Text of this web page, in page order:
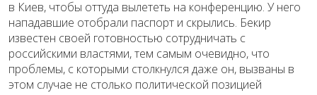
в Киев, чтобы оттуда вылететь на конференцию. У него
нападавшие отобрали паспорт и скрылись. Бекир
известен своей готовностью сотрудничать с
российскими властями, тем самым очевидно, что
проблемы, с которыми столкнулся даже он, вызваны в
этом случае не столько политической позицией